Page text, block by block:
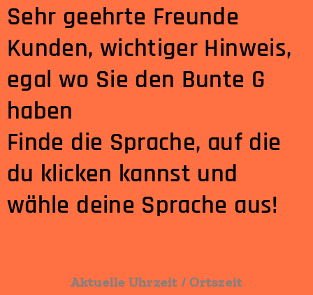
Sehr geehrte Freunde
Kunden, wichtiger Hinweis,
egal wo Sie den Bunte G
haben
Finde die Sprache, auf die
du klicken kannst und
wähle deine Sprache aus!
Aktuelle Uhrzeit / Ortszeit